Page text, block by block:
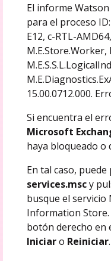
El informe
para el proceso
E12, c-RTL-
M.E.Store.Worker,
15.00.0712.000.
Si encuentra el
Microsoft
haya bloqueado o
En tal caso,
services.mscy
busque el servicio
Information Store.
botón derecho en
Iniciaro Reiniciar.